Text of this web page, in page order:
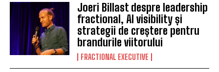
Joeri Billast despre leadership
fractional, AI visibility și
strategii de creștere pentru
brandurile viitorului
FRACTIONAL EXECUTIVE